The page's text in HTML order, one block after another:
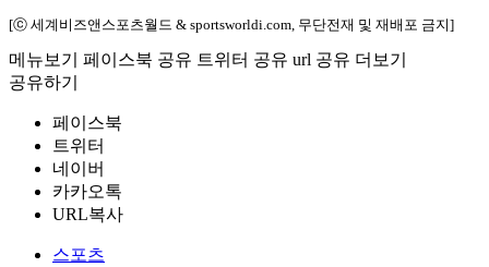
[ⓒ 세계비즈앤스포츠월드 & sportsworldi.com, 무단전재 및 재배포 금지]
메뉴보기 페이스북 공유 트위터 공유 url 공유 더보기
공유하기
페이스북
트위터
네이버
카카오톡
URL복사
스포츠